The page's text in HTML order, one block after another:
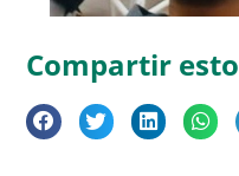
Compartir esto